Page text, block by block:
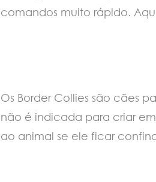
comandos muito rápido.
Os Border Collies são cães
não é indicada para criar
ao animal se ele ficar